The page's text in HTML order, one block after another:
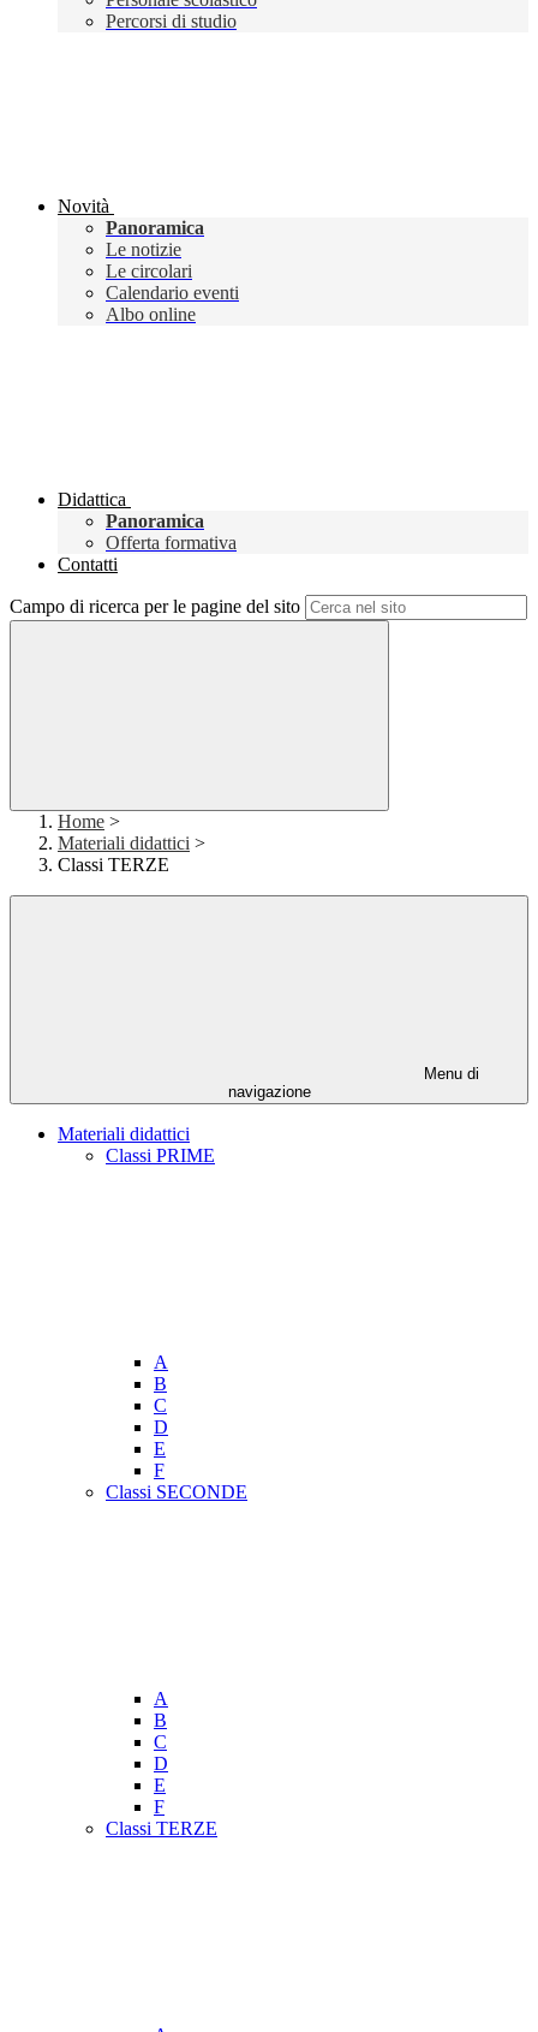
Percorsi di studio
Novità
Panoramica
Le notizie
Le circolari
Calendario eventi
Albo online
Didattica
Panoramica
Offerta formativa
Contatti
Campo di ricerca per le pagine del sito
Home >
Materiali didattici >
Classi TERZE
Menu di
navigazione
Materiali didattici
Classi PRIME
A
B
C
D
E
F
Classi SECONDE
A
B
C
D
E
F
Classi TERZE